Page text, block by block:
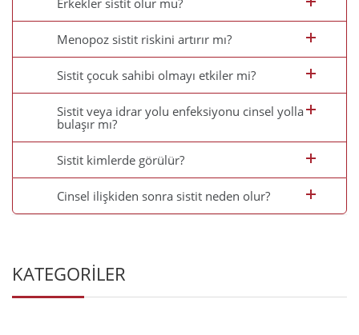
Erkekler sistit olur mu?
Menopoz sistit riskini artırır mı?
Sistit çocuk sahibi olmayı etkiler mi?
Sistit veya idrar yolu enfeksiyonu cinsel yolla
bulaşır mı?
Sistit kimlerde görülür?
Cinsel ilişkiden sonra sistit neden olur?
KATEGORİLER